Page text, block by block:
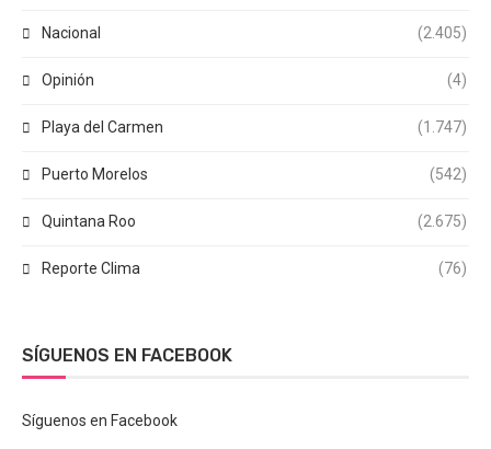
Nacional (2.405)
Opinión (4)
Playa del Carmen (1.747)
Puerto Morelos (542)
Quintana Roo (2.675)
Reporte Clima (76)
SÍGUENOS EN FACEBOOK
Síguenos en Facebook